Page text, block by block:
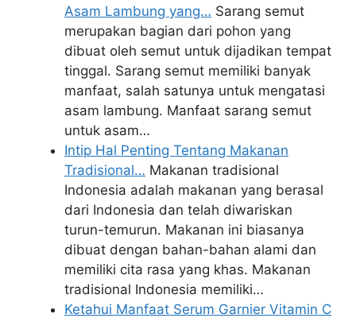
Asam Lambung yang… Sarang semut
merupakan bagian dari pohon yang
dibuat oleh semut untuk dijadikan tempat
tinggal. Sarang semut memiliki banyak
manfaat, salah satunya untuk mengatasi
asam lambung. Manfaat sarang semut
untuk asam…
Intip Hal Penting Tentang Makanan
Tradisional… Makanan tradisional
Indonesia adalah makanan yang berasal
dari Indonesia dan telah diwariskan
turun-temurun. Makanan ini biasanya
dibuat dengan bahan-bahan alami dan
memiliki cita rasa yang khas. Makanan
tradisional Indonesia memiliki…
Ketahui Manfaat Serum Garnier Vitamin C